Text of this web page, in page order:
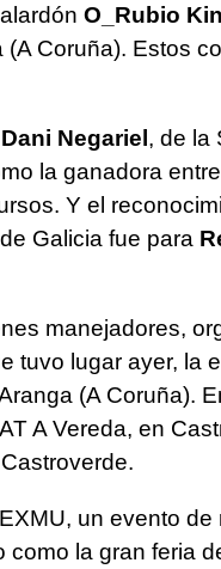
O_Rubio
Coruña). Estos
Negariel , de la
la ganadora
Y el
Galicia fue para
manejadores,
tuvo lugar ayer, la
(A Coruña).
A Vereda, en
un evento de
la gran feria